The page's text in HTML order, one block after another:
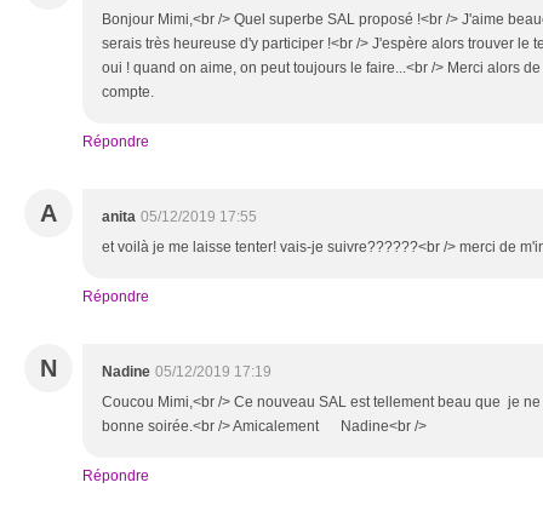
Bonjour Mimi,<br /> Quel superbe SAL proposé !<br /> J'aime
serais très heureuse d'y participer !<br /> J'espère alors trouver le
oui ! quand on aime, on peut toujours le faire...<br /> Merci alors
compte.
Répondre
A anita 05/12/2019 17:55
et voilà je me laisse tenter! vais-je suivre??????<br /> merci de
Répondre
N Nadine 05/12/2019 17:19
Coucou Mimi,<br /> Ce nouveau SAL est tellement beau que je
bonne soirée.<br /> Amicalement Nadine<br />
Répondre